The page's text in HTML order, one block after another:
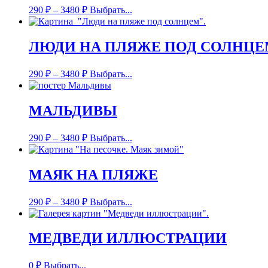
290 ₽ – 3480 ₽ Выбрать...
ЛЮДИ НА ПЛЯЖЕ ПОД
290 ₽ – 3480 ₽ Выбрать...
МАЛЬДИВЫ
290 ₽ – 3480 ₽ Выбрать...
МАЯК НА ПЛЯЖЕ
290 ₽ – 3480 ₽ Выбрать...
МЕДВЕДИ ИЛЛЮСТРАЦИИ
0 ₽ Выбрать...